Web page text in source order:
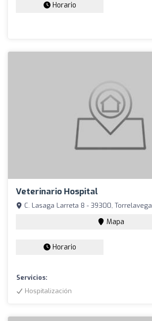
Horario
Veterinario Hospital
C. Lasaga Larreta 8 - 39300, Torrelavega
Mapa
Horario
Servicios:
Hospitalización